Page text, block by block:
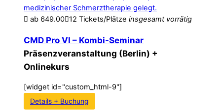
ab 649.00 12 Tickets/Plätze insgesamt vorrätig
CMD Pro VI – Kombi-Seminar
Präsenzveranstaltung (Berlin) +
Onlinekurs
[widget id="custom_html-9"]
Details + Buchung